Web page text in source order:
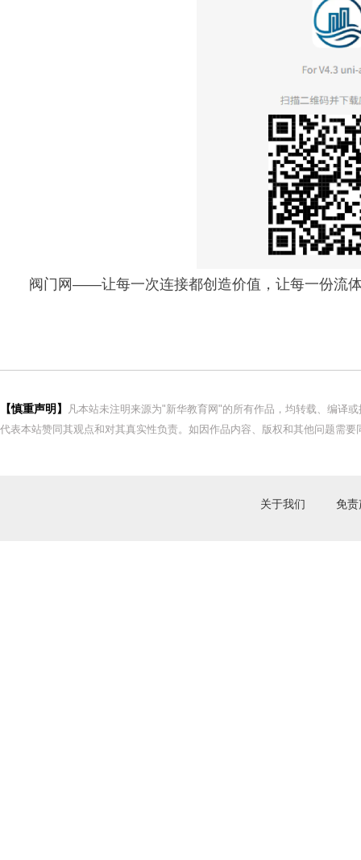
阀门网——让每一次连接都创造价值，让每一份流
【慎重声明】
凡本站未注明来源为"新华教育网"的所有作品，均转载、编译
代表本站赞同其观点和对其真实性负责。如因作品内容、版权和其他问题需
关于我们 免责